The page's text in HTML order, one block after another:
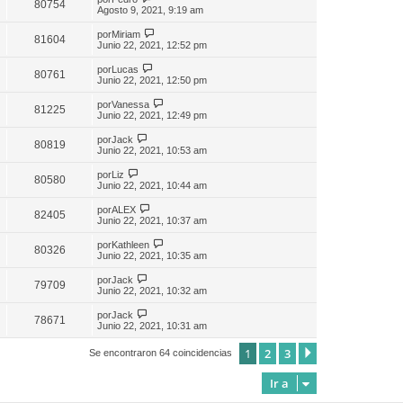
80754
Agosto 9, 2021, 9:19 am
81604 porMiriam
Junio 22, 2021, 12:52 pm
80761 porLucas
Junio 22, 2021, 12:50 pm
81225 porVanessa
Junio 22, 2021, 12:49 pm
80819 porJack
Junio 22, 2021, 10:53 am
80580 porLiz
Junio 22, 2021, 10:44 am
82405 porALEX
Junio 22, 2021, 10:37 am
80326 porKathleen
Junio 22, 2021, 10:35 am
79709 porJack
Junio 22, 2021, 10:32 am
78671 porJack
Junio 22, 2021, 10:31 am
Se encontraron 64 coincidencias 1 2 3
Ir a